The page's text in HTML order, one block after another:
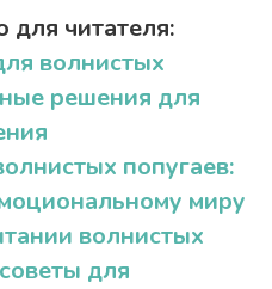
читателя:
волнистых
решения для
попугаев:
миру
волнистых
для